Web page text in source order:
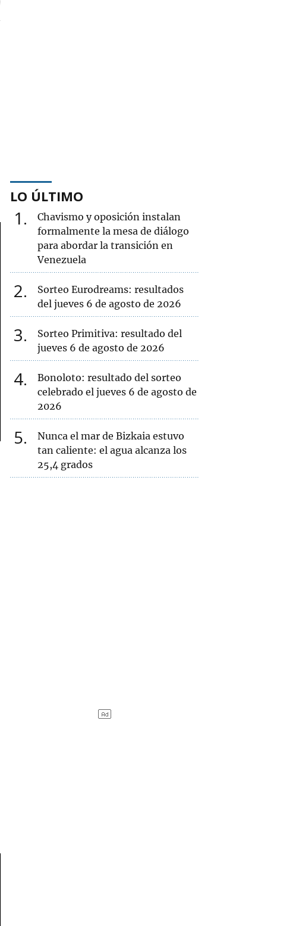
LO ÚLTIMO
1
Chavismo y oposición instalan
formalmente la mesa de diálogo
para abordar la transición en
Venezuela
2
Sorteo Eurodreams: resultados
del jueves 6 de agosto de 2026
3
Sorteo Primitiva: resultado del
jueves 6 de agosto de 2026
4
Bonoloto: resultado del sorteo
celebrado el jueves 6 de agosto de
2026
5
Nunca el mar de Bizkaia estuvo
tan caliente: el agua alcanza los
25,4 grados